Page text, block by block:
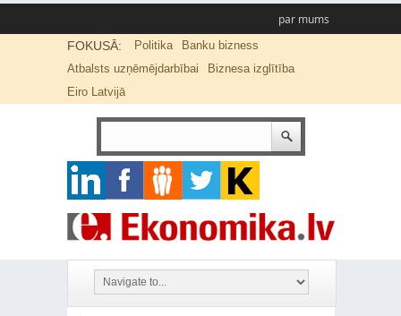
par mums
FOKUSĀ: Politika
Banku bizness
Atbalsts uzņēmējdarbībai
Biznesa izglītība
Eiro Latvijā